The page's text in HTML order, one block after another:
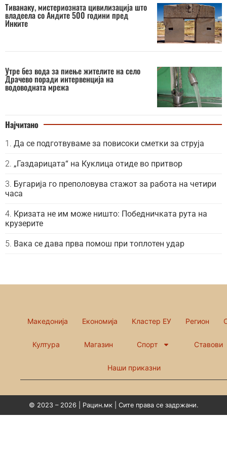
Тиванаку, мистериозната цивилизација што
владеела со Андите 500 години пред
Инките
Утре без вода за пиење жителите на село
Драчево поради интервенција на
водоводната мрежа
Најчитано
Да се подготвуваме за повисоки сметки за струја
„Газдарицата“ на Куклица отиде во притвор
Бугарија го преполовува стажот за работа на четири
часа
Кризата не им може ништо: Победничката рута на
крузерите
Вака се дава прва помош при топлотен удар
Македонија Економија Кластер ЕУ Регион
Култура Магазин Спорт Ставови
Наши приказни
© 2023 – 2026 | Рацин.мк | Сите права се задржани.